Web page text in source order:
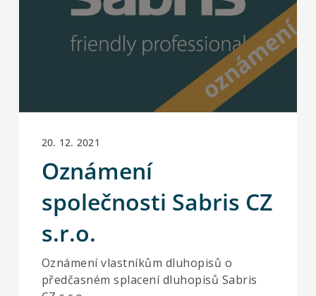
20. 12. 2021
Oznámení
společnosti Sabris CZ
s.r.o.
Oznámení vlastníkům dluhopisů o
předčasném splacení dluhopisů Sabris